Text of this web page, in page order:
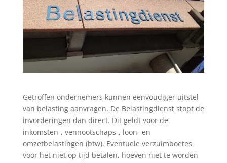
Getroffen ondernemers kunnen eenvoudiger uitstel
van belasting aanvragen. De Belastingdienst stopt de
invorderingen dan direct. Dit geldt voor de
inkomsten-, vennootschaps-, loon- en
omzetbelastingen (btw). Eventuele verzuimboetes
voor het niet op tijd betalen, hoeven niet te worden